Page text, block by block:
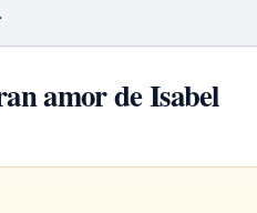
amor de Isabel